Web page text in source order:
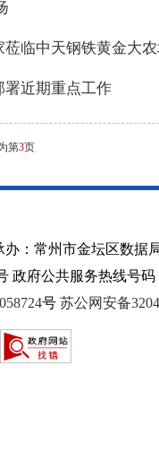
临中天钢铁黄金大
署近期重点工作
第3页
：常州市金坛区数据
政府公共服务热线号码
号 苏公网安备